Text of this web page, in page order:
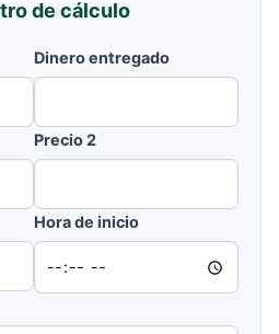
de cálculo
Dinero entregado
Precio 2
Hora de inicio